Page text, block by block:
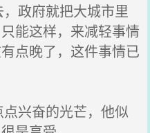
政府就把大城市里
能这样，来减轻事情
点晚了，这件事情已
兴奋的光芒，他似